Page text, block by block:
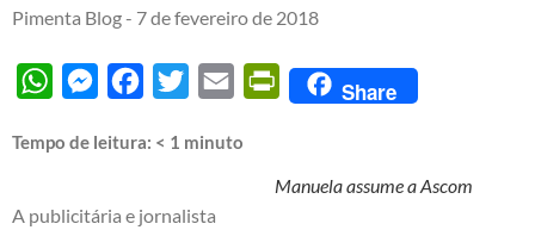
Pimenta Blog - 7 de fevereiro de 2018
WhatsAppMessengerFacebook
Twitter Email PrintFriendly
Share
Tempo de leitura: < 1 minuto
Manuela assume a Ascom
A publicitária e jornalista